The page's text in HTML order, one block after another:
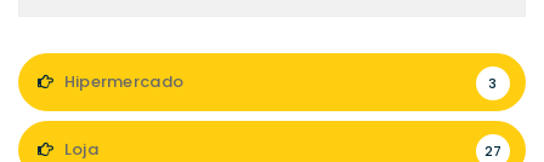
Hipermercado 3
Loja 27